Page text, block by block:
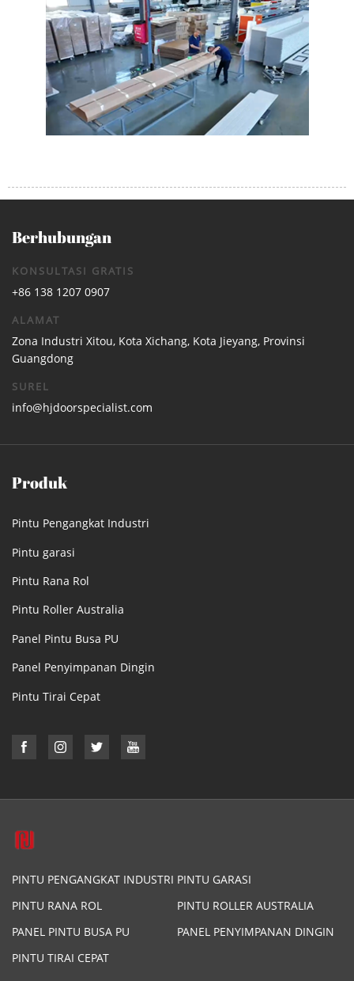
Berhubungan
KONSULTASI GRATIS
+86 138 1207 0907
ALAMAT
Zona Industri Xitou, Kota Xichang, Kota Jieyang, Provinsi
Guangdong
SUREL
info@hjdoorspecialist.com
Produk
Pintu Pengangkat Industri
Pintu garasi
Pintu Rana Rol
Pintu Roller Australia
Panel Pintu Busa PU
Panel Penyimpanan Dingin
Pintu Tirai Cepat
PINTU PENGANGKAT INDUSTRI PINTU GARASI
PINTU RANA ROL
PINTU ROLLER AUSTRALIA
PANEL PINTU BUSA PU
PANEL PENYIMPANAN DINGIN
PINTU TIRAI CEPAT